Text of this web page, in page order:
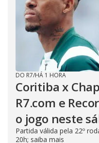
DO R7/HÁ 1 HORA
Coritiba x
R7.com e
o jogo neste
Partida válida pela 22º
20h; saiba mais